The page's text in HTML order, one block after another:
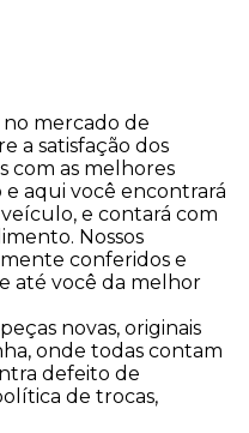
no mercado de
a satisfação dos
com as melhores
e aqui você encontrar
e contará com
Nossos
conferidos e
até você da melhor
novas, originais
onde todas contam
defeito de
de trocas,